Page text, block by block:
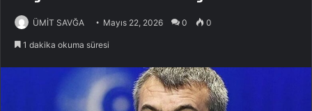
ÜMİT SAVĞA Mayıs 22, 2026 0 0
1 dakika okuma süresi